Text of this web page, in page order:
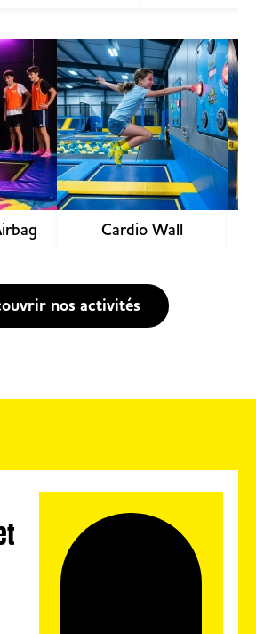
Découvrir
Cardio Wall
nos activités